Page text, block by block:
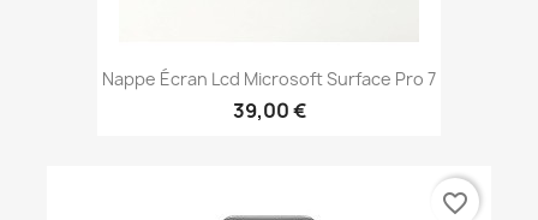
Nappe Écran Lcd Microsoft Surface Pro 7
39,00 €
favorite_border